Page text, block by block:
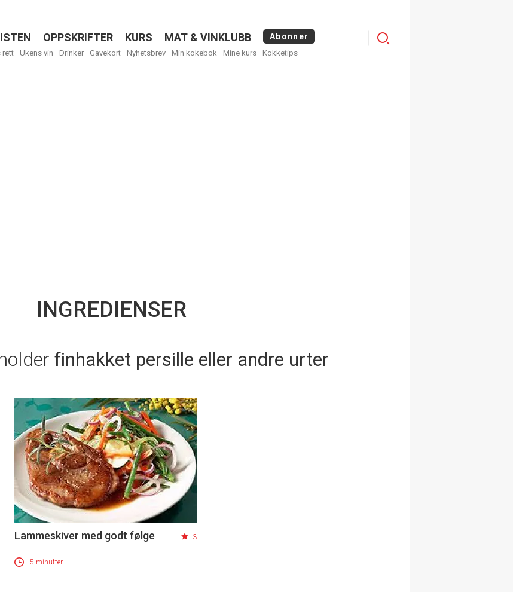
OPPSKRIFTER KURS MAT & VINKLUBB Abonner
rett Ukens vin Drinker Gavekort Nyhetsbrev Min kokebok Mine kurs Kokketips
Logg
INGREDIENSER
finhakket persille eller andre urter
Lammeskiver med godt følge 3
5 minutter